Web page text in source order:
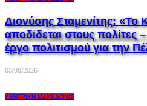
Διονύσης Σταμενίτης: «Το
αποδίδεται στους
έργο πολιτισμού για την
03/08/2026
ΚΕΝΤΡΙΚΉ ΜΑΚΕΔΟΝΊΑ